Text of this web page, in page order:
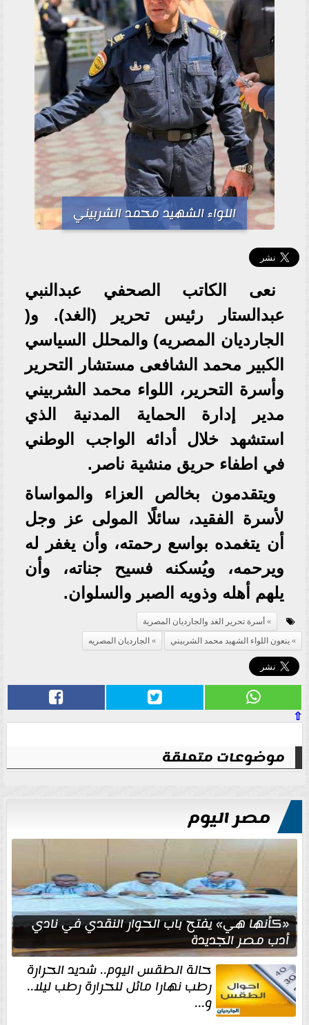
اللواء الشهيد محمد الشربيني
نعى الكاتب الصحفي عبدالنبي
عبدالستار رئيس تحرير (الغد). و(
الجارديان المصريه) والمحلل السياسي
الكبير محمد الشافعى مستشار التحرير
وأسرة التحرير، اللواء محمد الشربيني
مدير إدارة الحماية المدنية الذي
استشهد خلال أدائه الواجب الوطني
في اطفاء حريق منشية ناصر.
ويتقدمون بخالص العزاء والمواساة
لأسرة الفقيد، سائلًا المولى عز وجل
أن يتغمده بواسع رحمته، وأن يغفر له
ويرحمه، ويُسكنه فسيح جناته، وأن
يلهم أهله وذويه الصبر والسلوان.
أسرة تحرير الغد والجارديان المصرية
ينعون اللواء الشهيد محمد الشربيني
الجارديان المصريه
⇧
موضوعات متعلقة
مصر اليوم
«كأنها هي» يفتح باب الحوار النقدي في نادي
أدب مصر الجديدة
حالة الطقس اليوم.. شديد الحرارة
رطب نهارا مائل للحرارة رطب ليلا..
و...